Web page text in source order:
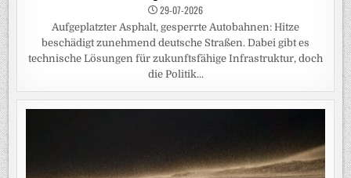
29-07-2026
Aufgeplatzter Asphalt, gesperrte Autobahnen: Hitze
beschädigt zunehmend deutsche Straßen. Dabei gibt es
technische Lösungen für zukunftsfähige Infrastruktur, doch
die Politik...